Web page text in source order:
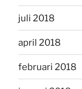
juli 2018
april 2018
februari 2018